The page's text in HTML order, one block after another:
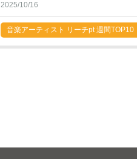
2025/10/16
音楽アーティスト リーチpt 週間TOP10